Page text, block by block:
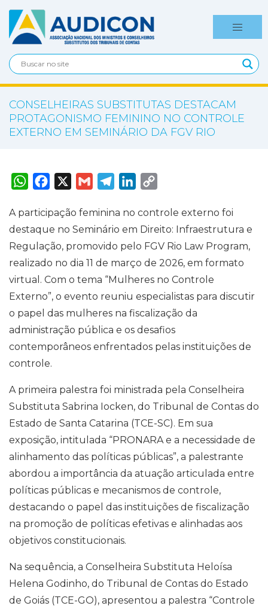
CONSELHEIRAS SUBSTITUTAS DESTACAM
PROTAGONISMO FEMININO NO CONTROLE
EXTERNO EM SEMINÁRIO DA FGV RIO
W
h
s
A
p
p
F
a
b
o
o
k
X
G
m
l
T
e
g
r
a
m
L
e
d
I
n
L
i
n
k
A participação feminina no controle externo foi
destaque no Seminário em Direito: Infraestrutura e
Regulação, promovido pelo FGV Rio Law Program,
realizado no dia 11 de março de 2026, em formato
virtual. Com o tema “Mulheres no Controle
Externo”, o evento reuniu especialistas para discutir
o papel das mulheres na fiscalização da
administração pública e os desafios
contemporâneos enfrentados pelas instituições de
controle.
A primeira palestra foi ministrada pela Conselheira
Substituta Sabrina Iocken, do Tribunal de Contas do
Estado de Santa Catarina (TCE-SC). Em sua
exposição, intitulada “PRONARA e a necessidade de
alinhamento das políticas públicas”, a palestrante
abordou a importância da atuação articulada entre
políticas públicas e mecanismos de controle,
destacando o papel das instituições de fiscalização
na promoção de políticas efetivas e alinhadas aos
objetivos constitucionais.
Na sequência, a Conselheira Substituta Heloísa
Helena Godinho, do Tribunal de Contas do Estado
de Goiás (TCE-GO), apresentou a palestra “Controle